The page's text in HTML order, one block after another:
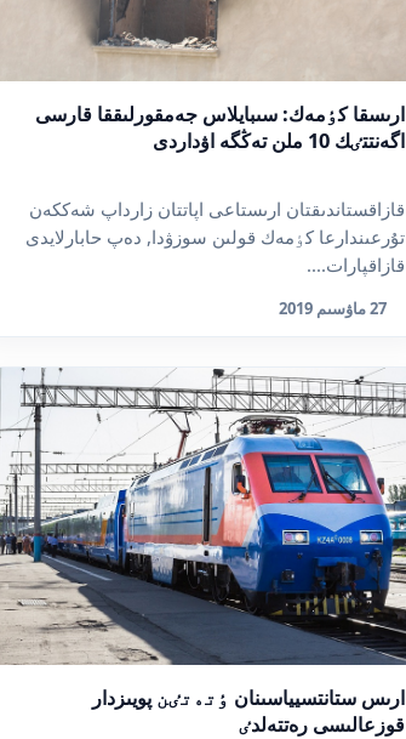
ارىسقا كٶمەك: سىبايلاس جەمقورلىققا قارسى
اگەنتتٸك 10 ملن تەڭگە اۋداردى
قازاقستاندىقتان ارىستاعى اپاتتان زارداپ شەككەن
تۇرعىندارعا كٶمەك قولىن سوزۋدا, دەپ حابارلايدى
قازاقپارات....
27 ماۋسىم 2019
ارىس ستانتسيياسىنان ٶتەتٸن پويىزدار
قوزعالىسى رەتتەلدٸ